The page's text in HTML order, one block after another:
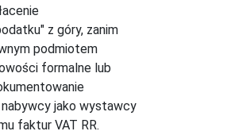
z góry, zanim
podmiotem
formalne lub
jako wystawcy
faktur VAT RR.